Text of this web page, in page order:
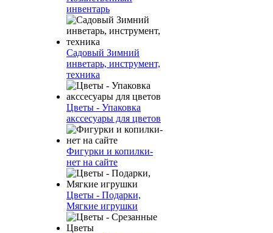
инвентарь
Садовый Зимний
инветарь, инструмент,
техника
Цветы - Упаковка
акссесуары для цветов
Фигурки и копилки-
нет на сайте
Цветы - Подарки,
Мягкие игрушки